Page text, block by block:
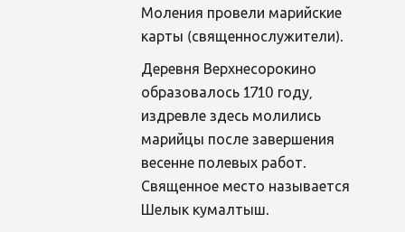
Моления провели марийские
карты (священнослужители).
Деревня Верхнесорокино
образовалось 1710 году,
издревле здесь молились
марийцы после завершения
весенне полевых работ.
Священное место называется
Шелык кумалтыш.